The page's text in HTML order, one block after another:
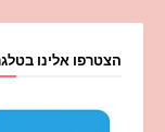
הצטרפו אלינו